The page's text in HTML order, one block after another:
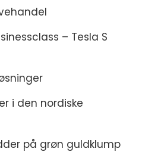
– Tesla S
i den nordiske
på grøn guldklump